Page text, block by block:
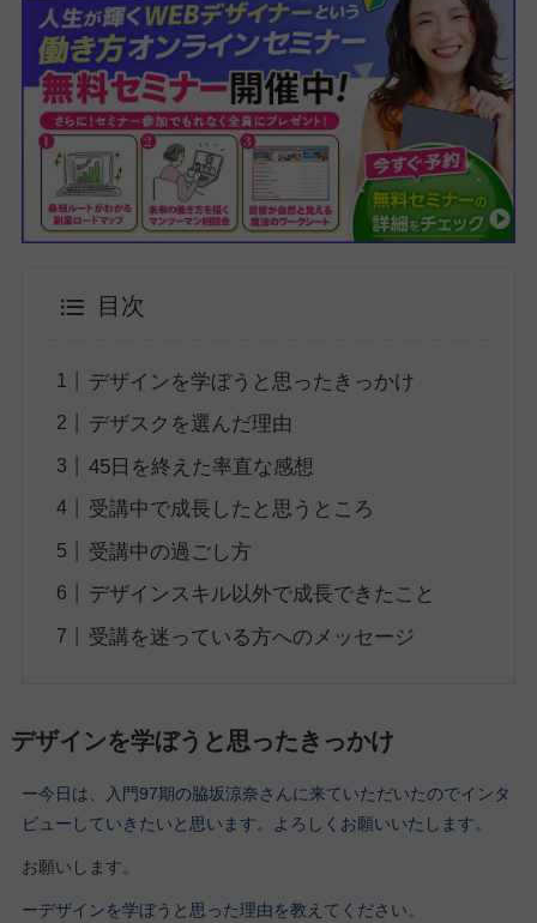
目次
デザインを学ぼうと思ったきっかけ
デザスクを選んだ理由
45日を終えた率直な感想
受講中で成長したと思うところ
受講中の過ごし方
デザインスキル以外で成長できたこと
受講を迷っている方へのメッセージ
デザインを学ぼうと思ったきっかけ
ー今日は、入門97期の脇坂涼奈さんに来ていただいたのでインタ
ビューしていきたいと思います。よろしくお願いいたします。
お願いします。
ーデザインを学ぼうと思った理由を教えてください。